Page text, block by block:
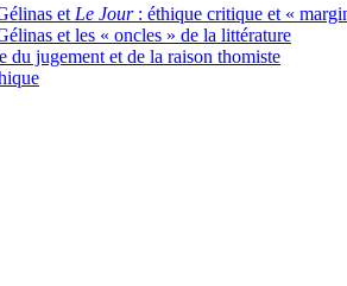
et Le Jour: éthique critique et «
et les « oncles » de la littérature
du jugement et de la raison thomiste